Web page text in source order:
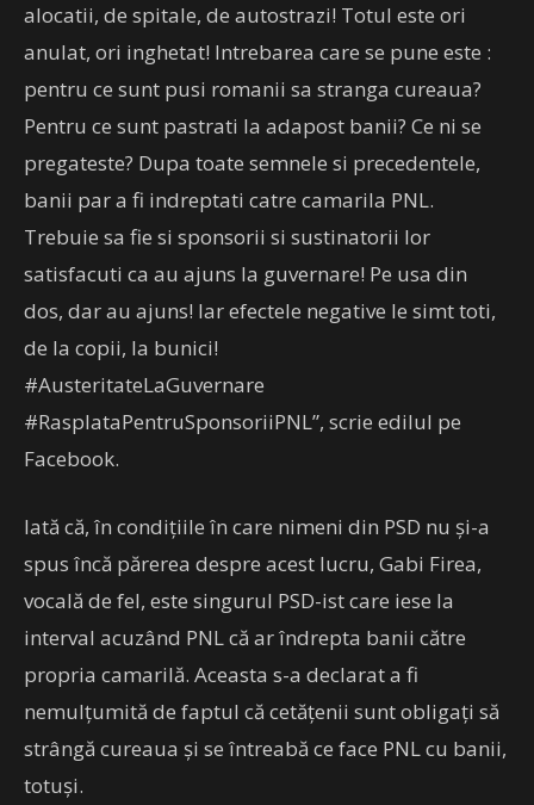
alocatii, de spitale, de autostrazi! Totul este ori
anulat, ori inghetat! Intrebarea care se pune este :
pentru ce sunt pusi romanii sa stranga cureaua?
Pentru ce sunt pastrati la adapost banii? Ce ni se
pregateste? Dupa toate semnele si precedentele,
banii par a fi indreptati catre camarila PNL.
Trebuie sa fie si sponsorii si sustinatorii lor
satisfacuti ca au ajuns la guvernare! Pe usa din
dos, dar au ajuns! Iar efectele negative le simt toti,
de la copii, la bunici!
#AusteritateLaGuvernare
#RasplataPentruSponsoriiPNL”, scrie edilul pe
Facebook.
Iată că, în condițiile în care nimeni din PSD nu și-a
spus încă părerea despre acest lucru, Gabi Firea,
vocală de fel, este singurul PSD-ist care iese la
interval acuzând PNL că ar îndrepta banii către
propria camarilă. Aceasta s-a declarat a fi
nemulțumită de faptul că cetățenii sunt obligați să
strângă cureaua și se întreabă ce face PNL cu banii,
totuși.